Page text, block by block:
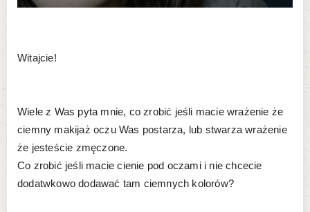
Witajcie!
Wiele z Was pyta mnie, co zrobić jeśli macie wrażenie że
ciemny makijaż oczu Was postarza, lub stwarza wrażenie
że jesteście zmęczone.
Co zrobić jeśli macie cienie pod oczami i nie chcecie
dodatwkowo dodawać tam ciemnych kolorów?